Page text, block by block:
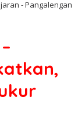
- Pangalengan